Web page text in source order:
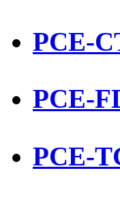
PCE-
PCE-
PCE-